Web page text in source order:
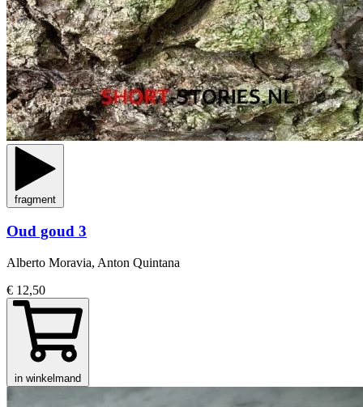
fragment
Oud goud 3
Alberto Moravia, Anton Quintana
€ 12,50
in winkelmand